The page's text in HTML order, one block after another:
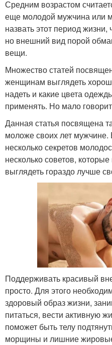
Средним возрастом
еще молодой мужчина или
назвать этот период жизни,
но внешний вид порой
вещи.
Множество статей
женщинам выглядеть
надеть и какие цвета
применять. Но мало
Данная статья посвящена
моложе своих лет мужчине.
несколько секретов
несколько советов,
выглядеть гораздо лучше
Поддерживать красивый
просто. Для этого
здоровый образ жизни,
питаться, вести активную
поможет быть телу
морщины и лишние